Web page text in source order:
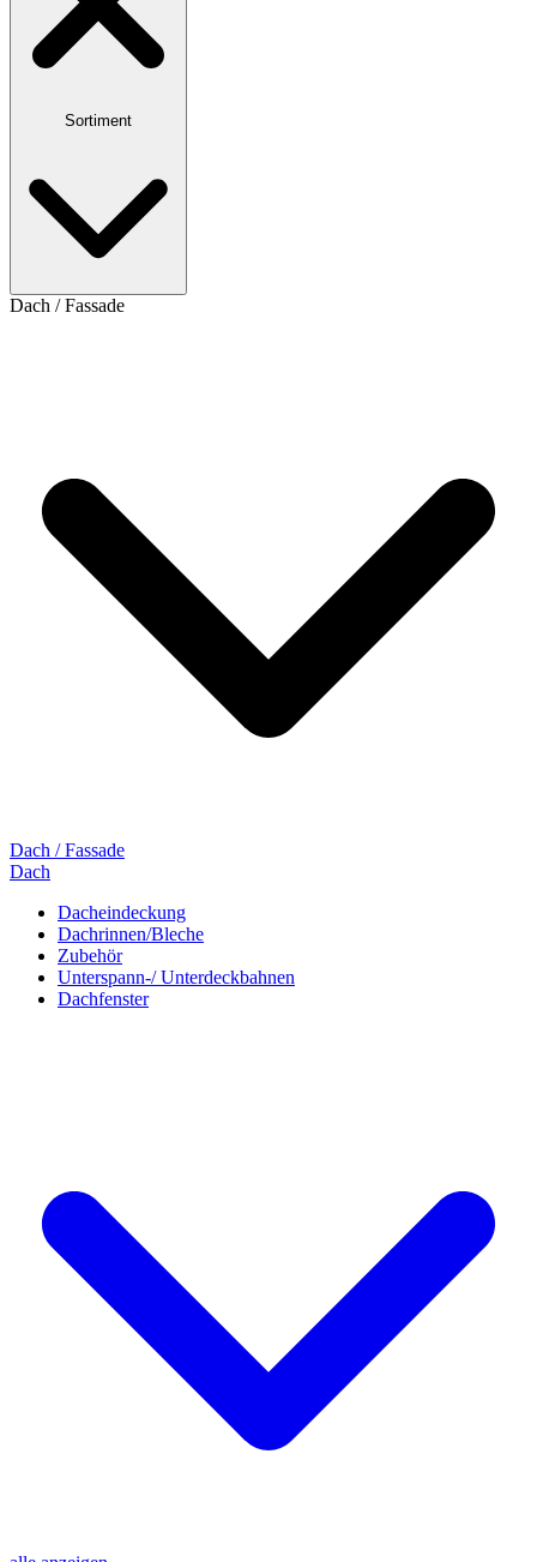
Sortiment
Dach / Fassade
Dach / Fassade
Dach
Dacheindeckung
Dachrinnen/Bleche
Zubehör
Unterspann-/ Unterdeckbahnen
Dachfenster